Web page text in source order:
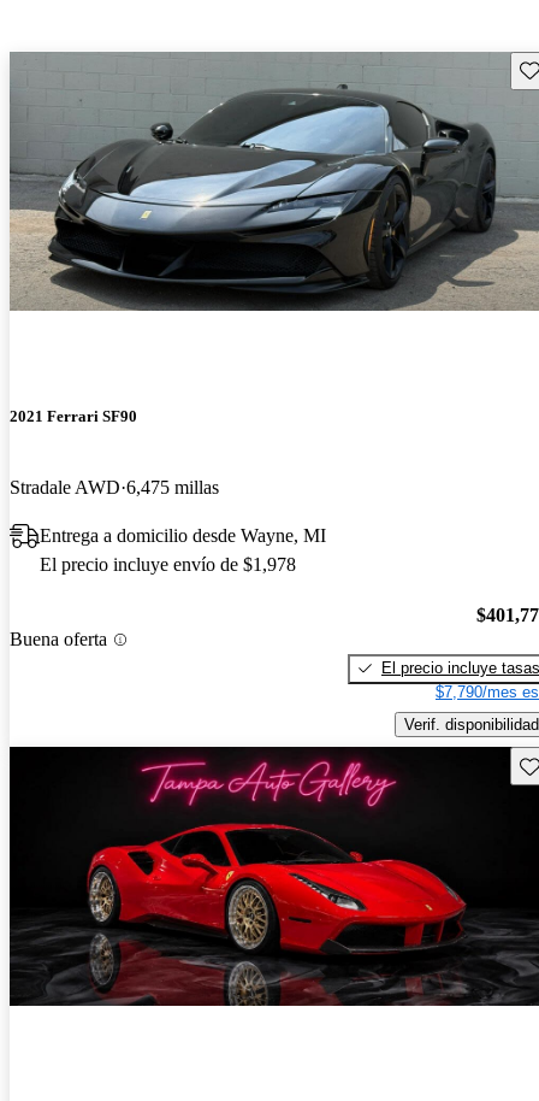
2021 Ferrari SF90
Stradale AWD 6,475 millas
Entrega a domicilio desde Wayne, MI
El precio incluye envío de $1,978
Buena oferta
El precio incluye tasas
$7,790/mes
Verif. disponibilidad